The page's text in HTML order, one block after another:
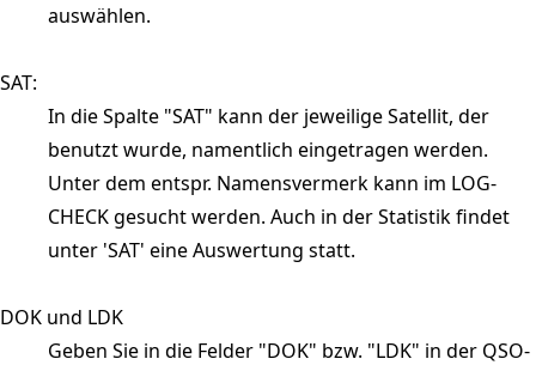
auswählen.
SAT:
In die Spalte "SAT" kann der jeweilige Satellit, der
benutzt wurde, namentlich eingetragen werden.
Unter dem entspr. Namensvermerk kann im LOG-
CHECK gesucht werden. Auch in der Statistik findet
unter 'SAT' eine Auswertung statt.
DOK und LDK
Geben Sie in die Felder "DOK" bzw. "LDK" in der QSO-